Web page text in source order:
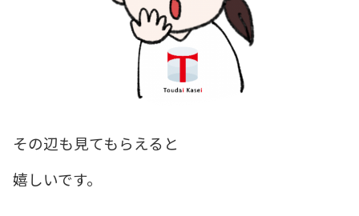
その辺も見てもらえると
嬉しいです。